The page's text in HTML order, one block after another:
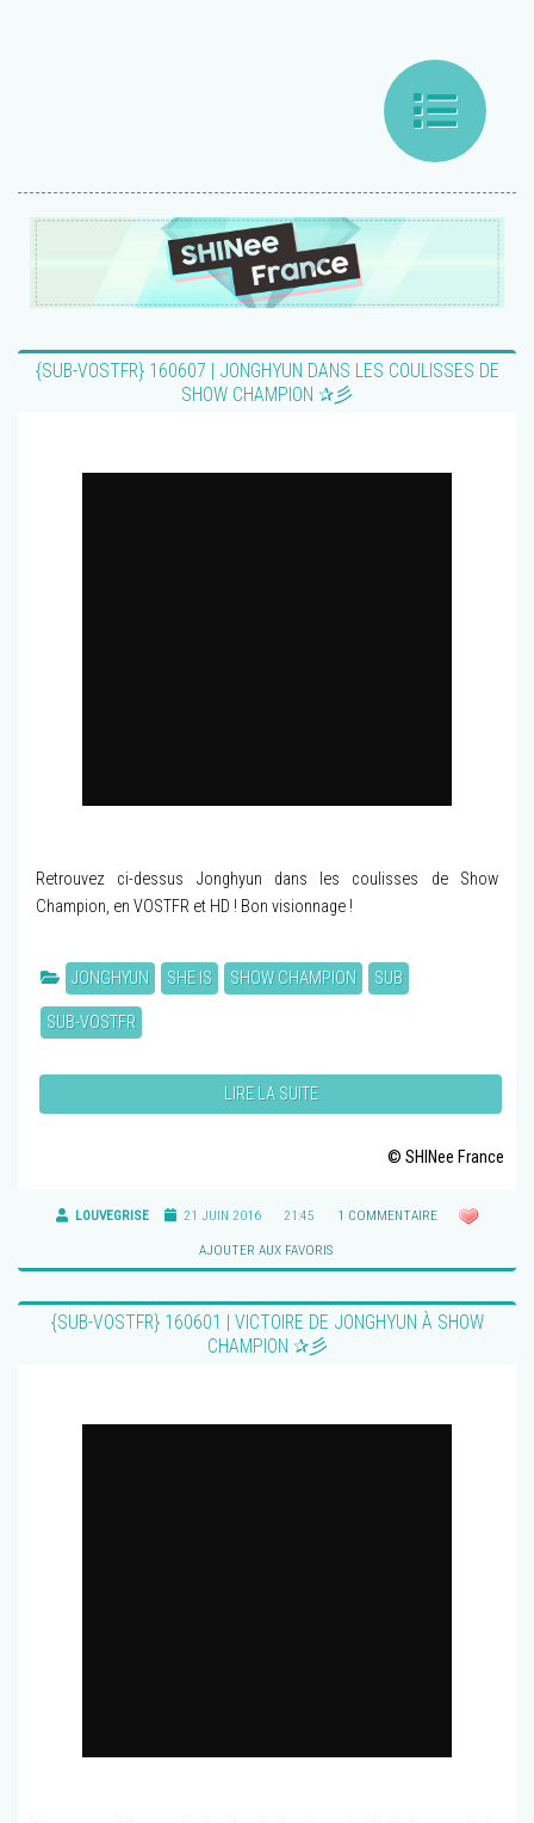
{SUB-VOSTFR} 160607 | JONGHYUN DANS LES COULISSES DE
SHOW CHAMPION ✰彡
Retrouvez ci-dessus Jonghyun dans les coulisses de Show
Champion, en VOSTFR et HD ! Bon visionnage !
JONGHYUN SHE IS SHOW CHAMPION SUB
SUB-VOSTFR
LIRE LA SUITE
© SHINee France
LOUVEGRISE 21 JUIN 2016 21:45 1 COMMENTAIRE
AJOUTER AUX FAVORIS
{SUB-VOSTFR} 160601 | VICTOIRE DE JONGHYUN À SHOW
CHAMPION ✰彡